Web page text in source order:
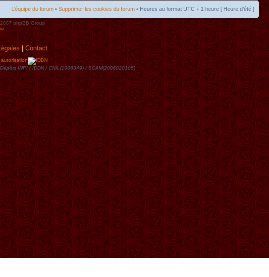
L’équipe du forum • Supprimer les cookies du forum • Heures au format UTC + 1 heure [ Heure d’été ]
phpBB Group
|Contact
INPI / IDDN / CNIL(1006349) / SCAM(2006020105)